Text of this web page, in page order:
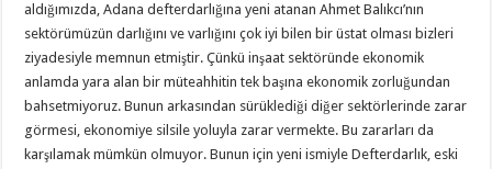
aldığımızda, Adana defterdarlığına yeni atanan Ahmet Balıkcı’nın
sektörümüzün darlığını ve varlığını çok iyi bilen bir üstat olması bizleri
ziyadesiyle memnun etmiştir. Çünkü inşaat sektöründe ekonomik
anlamda yara alan bir müteahhitin tek başına ekonomik zorluğundan
bahsetmiyoruz. Bunun arkasından sürüklediği diğer sektörlerinde zarar
görmesi, ekonomiye silsile yoluyla zarar vermekte. Bu zararları da
karşılamak mümkün olmuyor. Bunun için yeni ismiyle Defterdarlık, eski